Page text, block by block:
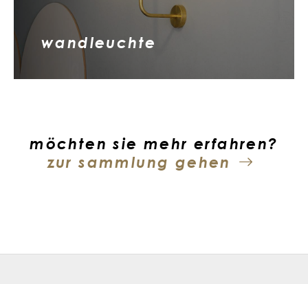
wandleuchte
möchten sie mehr erfahren?
zur sammlung gehen